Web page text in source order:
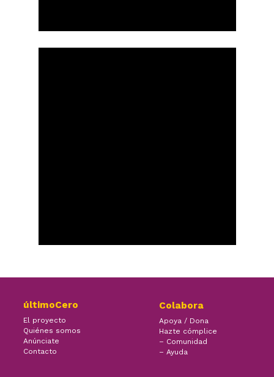
últimoCero
El proyecto
Quiénes somos
Anúnciate
Contacto
Colabora
Apoya / Dona
Hazte cómplice
– Comunidad
– Ayuda